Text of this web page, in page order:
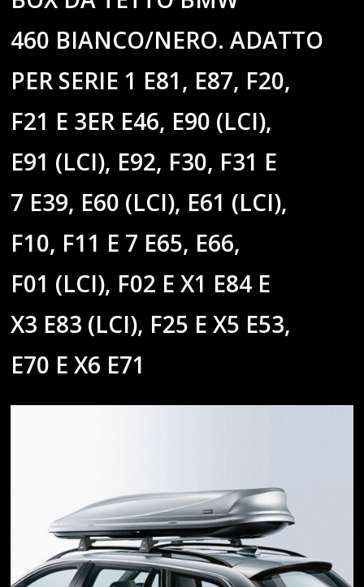
460 BIANCO/NERO. ADATTO
PER SERIE 1 E81, E87, F20,
F21 E 3ER E46, E90 (LCI),
E91 (LCI), E92, F30, F31 E
7 E39, E60 (LCI), E61 (LCI),
F10, F11 E 7 E65, E66,
F01 (LCI), F02 E X1 E84 E
X3 E83 (LCI), F25 E X5 E53,
E70 E X6 E71